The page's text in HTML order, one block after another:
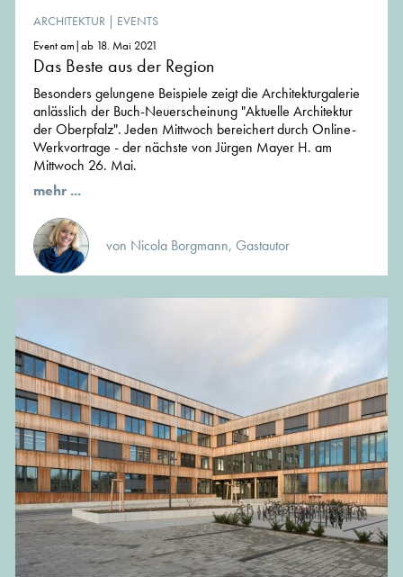
ARCHITEKTUR | EVENTS
Event am|ab 18. Mai 2021
Das Beste aus der Region
Besonders gelungene Beispiele zeigt die Architekturgalerie
anlässlich der Buch-Neuerscheinung "Aktuelle Architektur
der Oberpfalz". Jeden Mittwoch bereichert durch Online-
Werkvortrage - der nächste von Jürgen Mayer H. am
Mittwoch 26. Mai.
mehr ...
von Nicola Borgmann, Gastautor